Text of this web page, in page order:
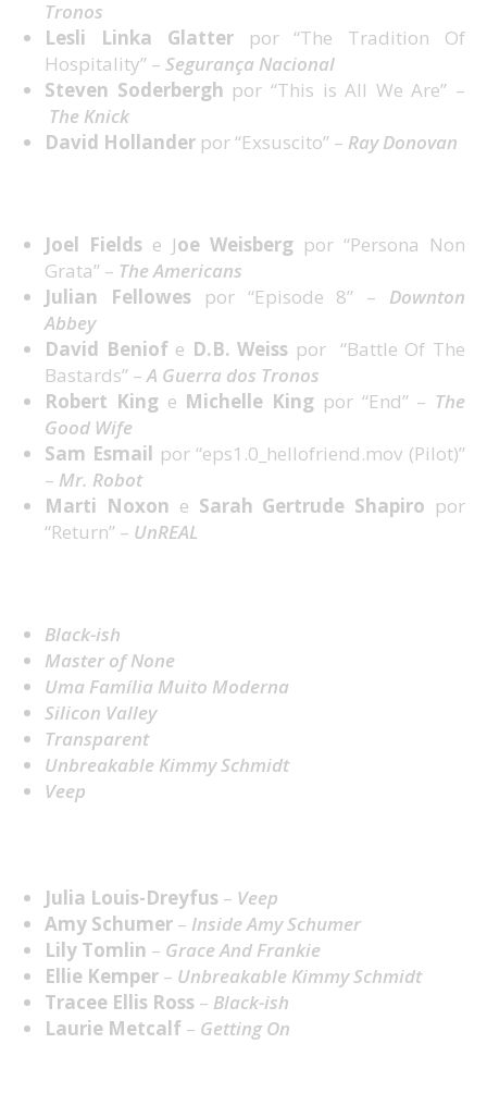
Tronos
Lesli Linka Glatterpor “The Tradition Of
Hospitality” – Segurança Nacional
Steven Soderbergh por “This is All We Are” –
The Knick
David Hollander por “Exsuscito” – Ray Donovan
Joel Fields e Joe Weisberg por “Persona Non
Grata” – The Americans
Julian Fellowespor “Episode 8” – Downton
Abbey
David Beniofe D.B. Weiss por “Battle Of The
Bastards” –A Guerra dos Tronos
Robert Kinge Michelle King por “End” – The
Good Wife
Sam Esmail por “eps1.0_hellofriend.mov (Pilot)”
– Mr. Robot
Marti Noxon e Sarah Gertrude Shapiro por
“Return” – UnREAL
Black-ish
Master of None
Uma Família Muito Moderna
Silicon Valley
Transparent
Unbreakable Kimmy Schmidt
Veep
Julia Louis-Dreyfus – Veep
Amy Schumer – Inside Amy Schumer
Lily Tomlin – Grace And Frankie
Ellie Kemper – Unbreakable Kimmy Schmidt
Tracee Ellis Ross – Black-ish
Laurie Metcalf – Getting On